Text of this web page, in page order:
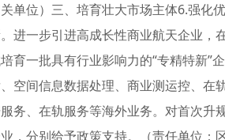
单位）三、培育壮大市场主体6.强化
进一步引进高成长性商业航天企业
育一批具有行业影响力的“专精特新”
空间信息数据处理、商业测运控、在
务、在轨服务等海外业务。对首次
，分别给予政策支持。（责任单位